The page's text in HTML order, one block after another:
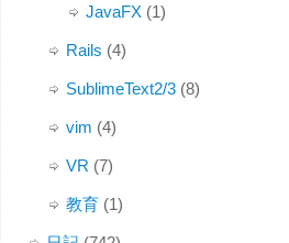
JavaFX(1)
Rails (4)
SublimeText2/3(8)
vim (4)
VR (7)
教育(1)